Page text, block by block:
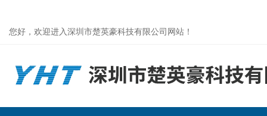
您好，欢迎进入深圳市楚英豪科技有限公司网站！